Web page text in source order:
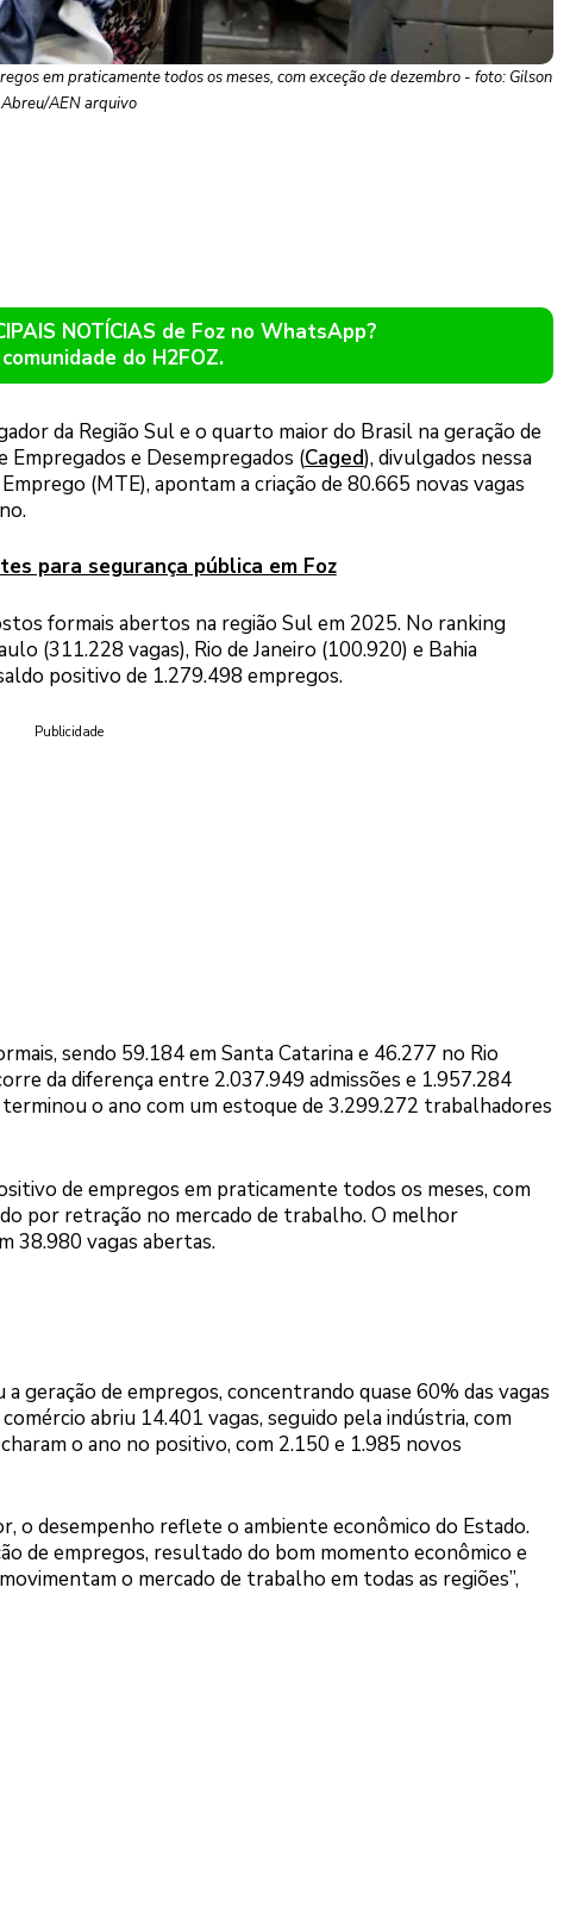
em praticamente todos os meses, com exceção de dezembro - foto: Gilson
Abreu/AEN arquivo
NOTÍCIAS de Foz no WhatsApp?
do H2FOZ.
da Região Sul e o quarto maior do Brasil na geração de
Empregados e Desempregados (Caged), divulgados nessa
(MTE), apontam a criação de 80.665 novas vagas
para segurança pública em Foz
formais abertos na região Sul em 2025. No ranking
(311.228 vagas), Rio de Janeiro (100.920) e Bahia
positivo de 1.279.498 empregos.
Publicidade
sendo 59.184 em Santa Catarina e 46.277 no Rio
da diferença entre 2.037.949 admissões e 1.957.284
o ano com um estoque de 3.299.272 trabalhadores
de empregos em praticamente todos os meses, com
por retração no mercado de trabalho. O melhor
38.980 vagas abertas.
geração de empregos, concentrando quase 60% das vagas
abriu 14.401 vagas, seguido pela indústria, com
o ano no positivo, com 2.150 e 1.985 novos
o desempenho reflete o ambiente econômico do Estado.
de empregos, resultado do bom momento econômico e
o mercado de trabalho em todas as regiões”,